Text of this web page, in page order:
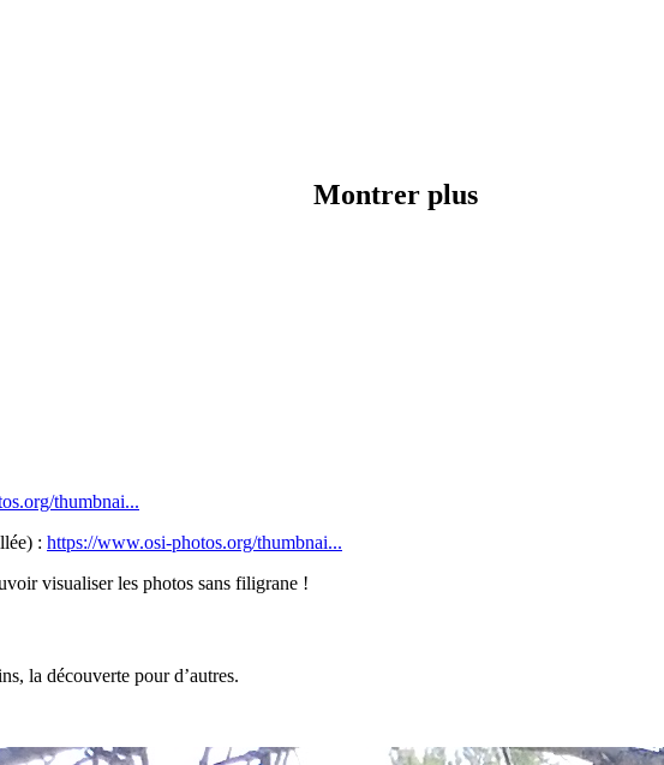
Montrer plus
thumbnai...
: https://www.osi-photos.org/thumbnai...
visualiser les photos sans filigrane !
la découverte pour d’autres.